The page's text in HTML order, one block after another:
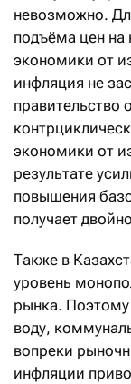
невозможно.
подъёма цен на
экономики от
инфляция не
правительство
экономики от
результате
повышения
получает
Также в
уровень
рынка. Поэтому
воду,
вопреки
инфляции